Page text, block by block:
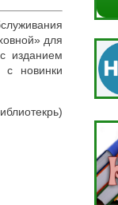
для
изданием
с новинки